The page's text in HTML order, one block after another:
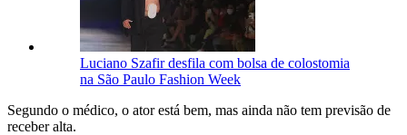
Luciano Szafir desfila com bolsa de colostomia
na São Paulo Fashion Week
Segundo o médico, o ator está bem, mas ainda não tem previsão de
receber alta.